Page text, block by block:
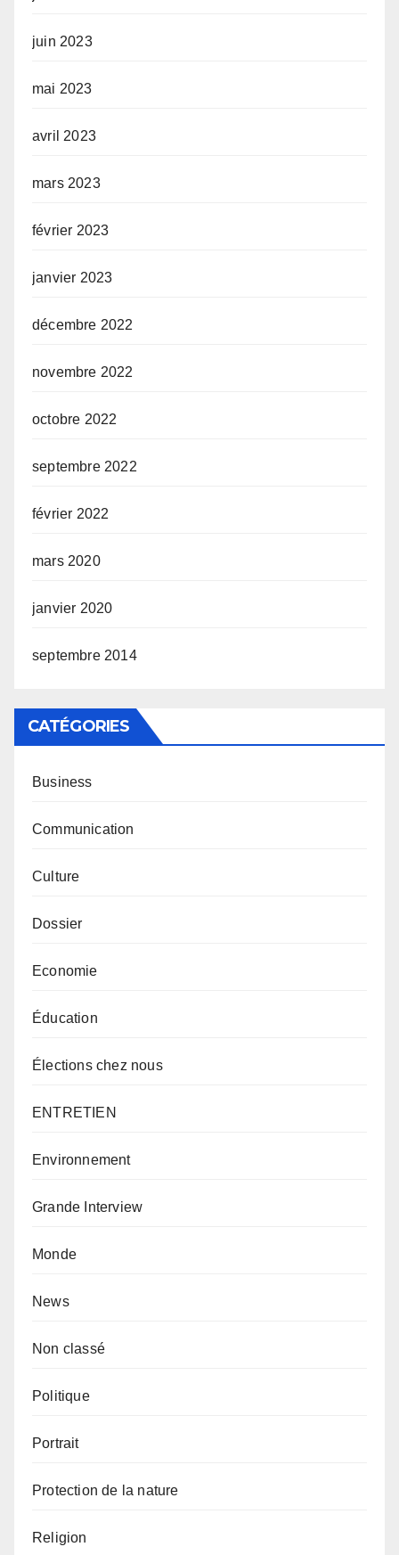
juin 2023
mai 2023
avril 2023
mars 2023
février 2023
janvier 2023
décembre 2022
novembre 2022
octobre 2022
septembre 2022
février 2022
mars 2020
janvier 2020
septembre 2014
CATÉGORIES
Business
Communication
Culture
Dossier
Economie
Éducation
Élections chez nous
ENTRETIEN
Environnement
Grande Interview
Monde
News
Non classé
Politique
Portrait
Protection de la nature
Religion